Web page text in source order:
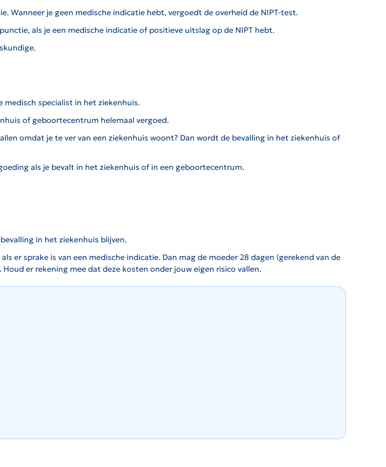
Wanneer je geen medische indicatie hebt, vergoedt de overheid de NIPT-test.
als je een medische indicatie of positieve uitslag op de NIPT hebt.
medisch specialist in het ziekenhuis.
of geboortecentrum helemaal vergoed.
omdat je te ver van een ziekenhuis woont? Dan wordt de bevalling in het ziekenhuis of
als je bevalt in het ziekenhuis of in een geboortecentrum.
in het ziekenhuis blijven.
er sprake is van een medische indicatie. Dan mag de moeder 28 dagen (gerekend van de
er rekening mee dat deze kosten onder jouw eigen risico vallen.